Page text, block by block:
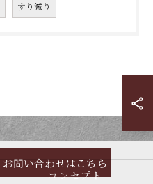
すり減り
お問い合わせはこちら
コンセプト